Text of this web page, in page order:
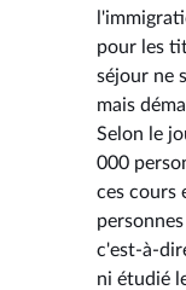
pour les
séjour ne
mais
Selon le
000
ces cours
c'est-à-
ni étudié